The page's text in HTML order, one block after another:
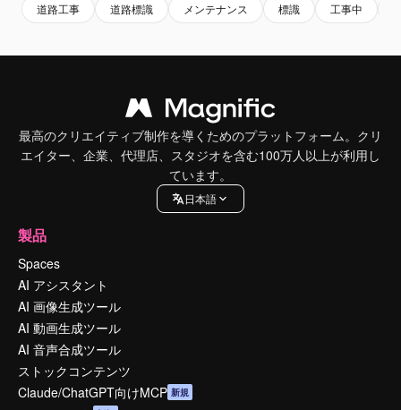
道路工事 道路標識 メンテナンス 標識 工事中
最高のクリエイティブ制作を導くためのプラットフォーム。クリ
エイター、企業、代理店、スタジオを含む100万人以上が利用し
ています。
日本語
製品
Spaces
AI アシスタント
AI 画像生成ツール
AI 動画生成ツール
AI 音声合成ツール
ストックコンテンツ
Claude/ChatGPT向けMCP 新規